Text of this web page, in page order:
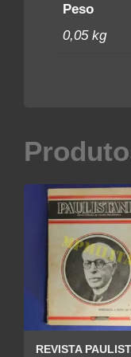
Peso
0,05 kg
REVISTA